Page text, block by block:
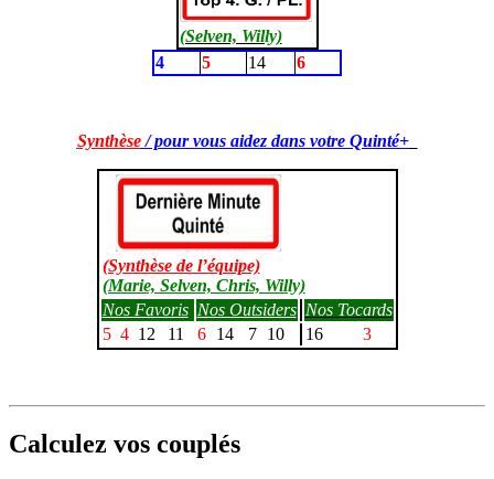
(Selven, Willy)
4
5 14 6
Synthèse/ pour vous aidez dans votre Quinté+
(Synthèse de l’équipe)
(Marie, Selven, Chris, Willy)
Nos Favoris Nos Outsiders Nos Tocards
5 4 12 11 6 14 7 10 16 3
Calculez vos couplés